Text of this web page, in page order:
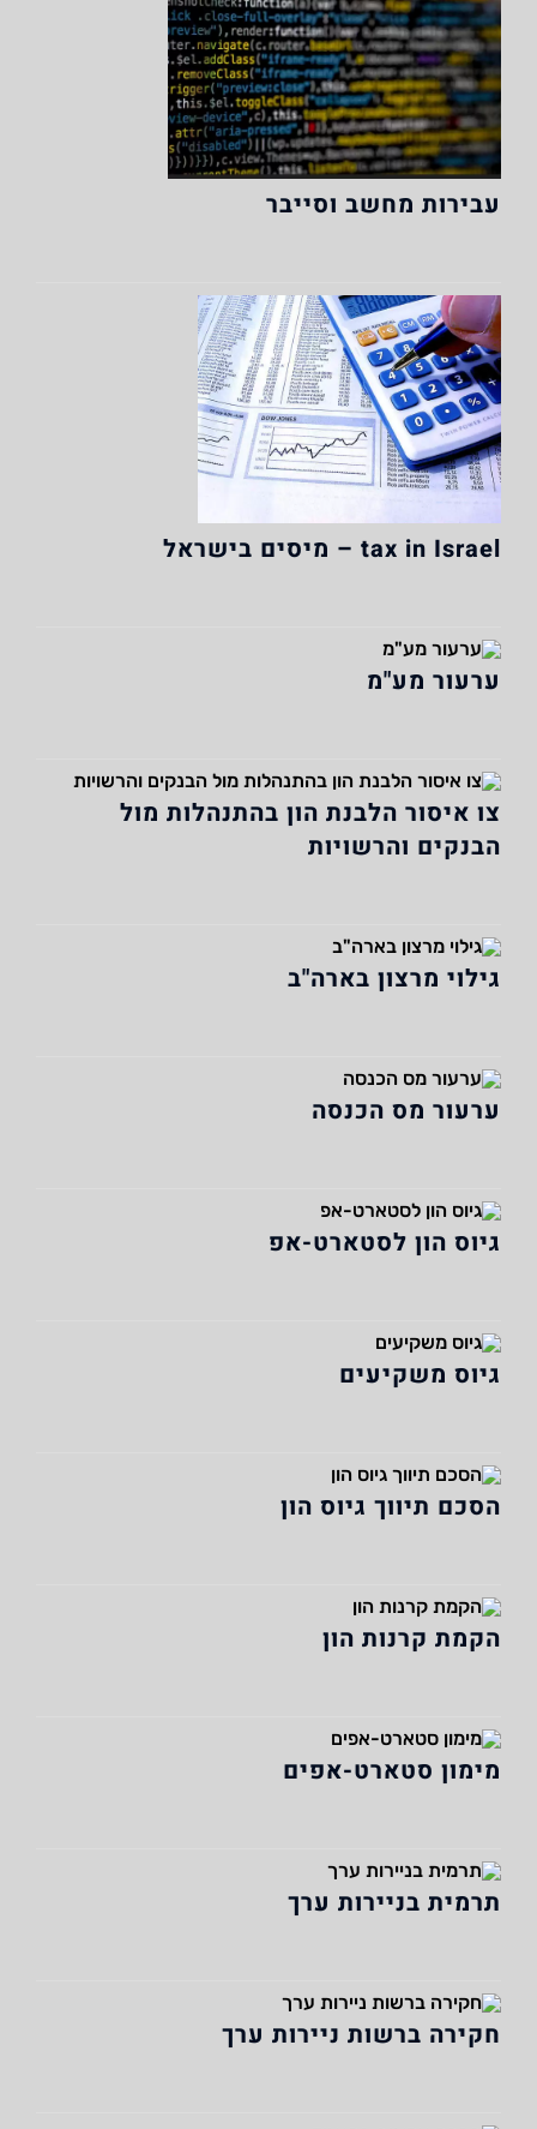
עבירות מחשב וסייבר
tax in Israel – מיסים בישראל
ערעור מע"מ
צו איסור הלבנת הון בהתנהלות מול
הבנקים והרשויות
גילוי מרצון בארה"ב
ערעור מס הכנסה
גיוס הון לסטארט-אפ
גיוס משקיעים
הסכם תיווך גיוס הון
הקמת קרנות הון
מימון סטארט-אפים
תרמית בניירות ערך
חקירה ברשות ניירות ערך